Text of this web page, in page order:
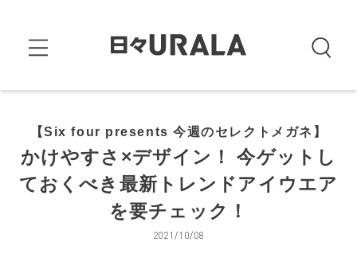
【Six four presents 今週のセレクトメガネ】
かけやすさ×デザイン！ 今ゲットし
ておくべき最新トレンドアイウエア
を要チェック！
2021/10/08